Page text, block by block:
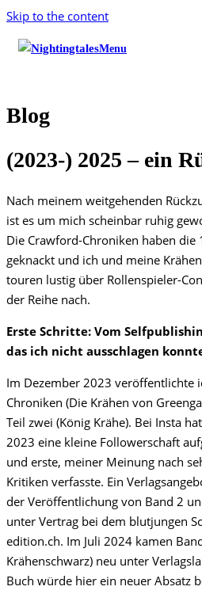
Skip to the content
Menu
Blog
(2023-) 2025 – ein
Nach meinem weitgehenden
ist es um mich scheinbar ruhig
Die Crawford-Chroniken haben
geknackt und ich und meine
touren lustig über Rollenspieler-
der Reihe nach.
Erste Schritte: Vom
das ich nicht ausschlagen
Im Dezember 2023 veröffentlichte
Chroniken (Die Krähen von
Teil zwei (König Krähe). Bei Insta
2023 eine kleine Followerschaft
und erste, meiner Meinung nach
Kritiken verfasste. Ein
der Veröffentlichung von Band 2
unter Vertrag bei dem blutjungen
edition.ch. Im Juli 2024 kamen
Krähenschwarz) neu unter
Buch würde hier ein neuer Absatz